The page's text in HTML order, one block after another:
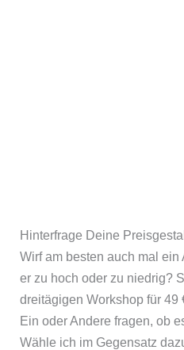
Hinterfrage Deine
Wirf am besten auch mal
er zu hoch oder zu niedrig?
dreitägigen Workshop für
Ein oder Andere fragen, ob
Wähle ich im Gegensatz